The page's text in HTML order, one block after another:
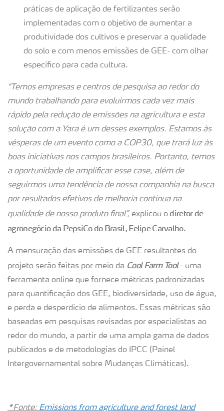
práticas de aplicação de fertilizantes serão
implementadas com o objetivo de aumentar a
produtividade dos cultivos e preservar a qualidade
do solo e com menos emissões de GEE- com olhar
específico para cada cultura.
“Temos empresas e centros de pesquisa ao redor do
mundo trabalhando para evoluirmos cada vez mais
rápido pela redução de emissões na agricultura e esta
solução com a Yara é um desses exemplos. Estamos às
vésperas de um evento como a COP30, que trará luz às
boas iniciativas nos campos brasileiros. Portanto, temos
a oportunidade de amplificar esse case, além de
seguirmos uma tendência de nossa companhia na busca
por resultados efetivos de melhoria contínua na
qualidade de nosso produto final”, explicou odiretor de
agronegócio da PepsiCo do Brasil, Felipe Carvalho.
A mensuração das emissões de GEE resultantes do
projeto serão feitas por meio da Cool Farm Tool- uma
ferramenta online que fornece métricas padronizadas
para quantificação dos GEE, biodiversidade, uso de água,
e perda e desperdício de alimentos. Essas métricas são
baseadas em pesquisas revisadas por especialistas ao
redor do mundo, a partir de uma ampla gama de dados
publicados e de metodologias do IPCC (Painel
Intergovernamental sobre Mudanças Climáticas).
*Fonte: Emissions from agriculture and forest land